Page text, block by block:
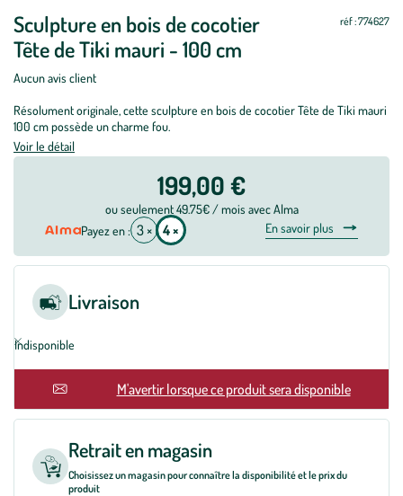
Sculpture en bois de cocotier
Tête de Tiki mauri - 100 cm
réf : 774627
Aucun avis client
Résolument originale, cette sculpture en bois de cocotier Tête de Tiki mauri
100 cm possède un charme fou.
Voir le détail
199,00 €
ou seulement 49.75€ / mois avec Alma
Payez en : 3 × 4 × En savoir plus
Livraison
Indisponible
M'avertir lorsque ce produit sera disponible
Retrait en magasin
Choisissez un magasin pour connaître la disponibilité et le prix du
produit